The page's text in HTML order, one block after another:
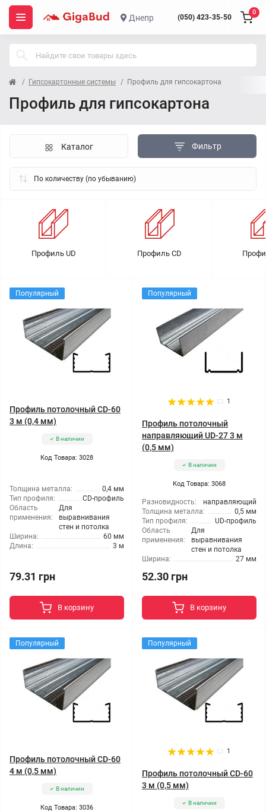
Днепр (050) 423-35-50
0
Гипсокартонные системы Профиль для гипсокартона
Профиль для гипсокартона
Фильтр
Каталог
Профиль UD Профиль CD
Популярный
Профиль потолочный CD-60
3 м (0,4 мм)
В наличии
Код Товара: 3028
Толщина металла:
0,4 мм
Тип профиля:
CD-профиль
Область
применения:
Для
выравнивания
стен и потолка
Ширина:
60 мм
Длина:
3 м
79.31 грн
В корзину
Популярный
1
Профиль потолочный
направляющий UD-27 3 м
(0,5 мм)
В наличии
Код Товара: 3068
Разновидность:
направляющий
Толщина металла:
0,5 мм
Тип профиля:
UD-профиль
Область
применения:
Для
выравнивания
стен и потолка
Ширина:
27 мм
52.30 грн
В корзину
Популярный
Профиль потолочный CD-60
4 м (0,5 мм)
В наличии
Код Товара: 3036
Популярный
1
Профиль потолочный CD-60
3 м (0,5 мм)
В наличии